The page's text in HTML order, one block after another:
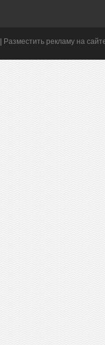
Разместить рекламу на